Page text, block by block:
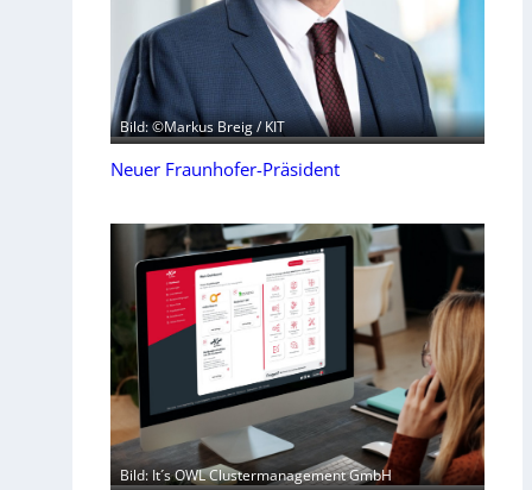
Bild: ©Markus Breig / KIT
Neuer Fraunhofer-Präsident
Bild: It´s OWL Clustermanagement GmbH